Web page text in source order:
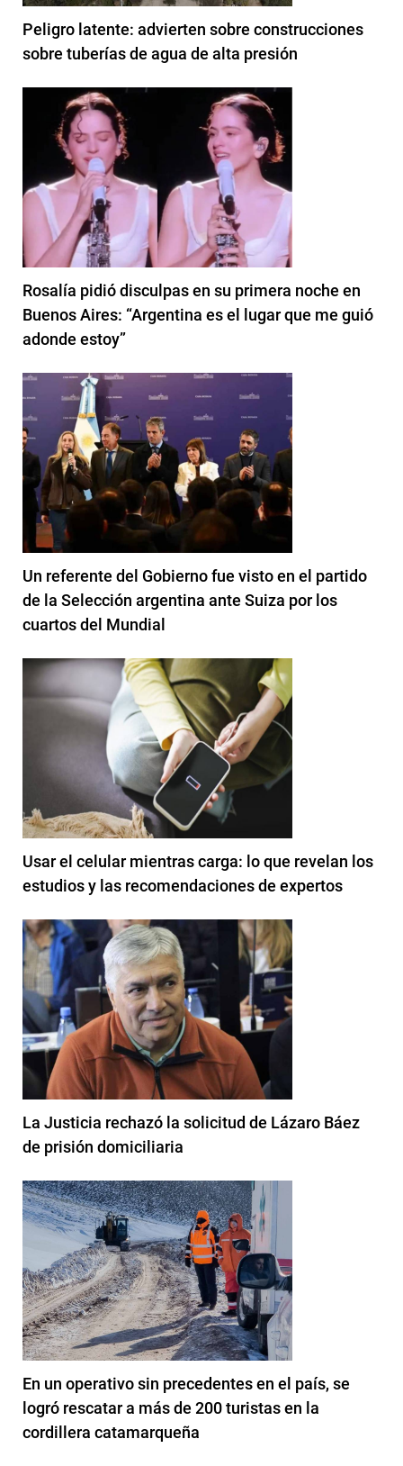
Peligro latente: advierten sobre construcciones
sobre tuberías de agua de alta presión
Rosalía pidió disculpas en su primera noche en
Buenos Aires: “Argentina es el lugar que me guió
adonde estoy”
Un referente del Gobierno fue visto en el partido
de la Selección argentina ante Suiza por los
cuartos del Mundial
Usar el celular mientras carga: lo que revelan los
estudios y las recomendaciones de expertos
La Justicia rechazó la solicitud de Lázaro Báez
de prisión domiciliaria
En un operativo sin precedentes en el país, se
logró rescatar a más de 200 turistas en la
cordillera catamarqueña